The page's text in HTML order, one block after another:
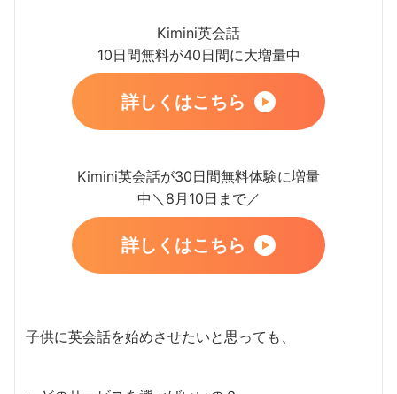
Kimini英会話
10日間無料が40日間に大増量中
詳しくはこちら
Kimini英会話が30日間無料体験に増量
中＼8月10日まで／
詳しくはこちら
子供に英会話を始めさせたいと思っても、